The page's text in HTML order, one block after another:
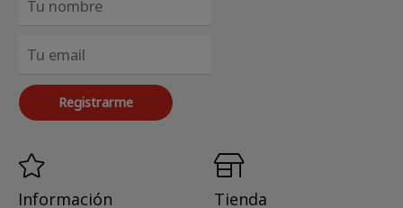
Registrarme
Información Tienda